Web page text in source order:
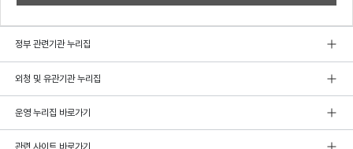
정부 관련기관 누리집
외청 및 유관기관 누리집
운영 누리집 바로가기
관련 사이트 바로가기